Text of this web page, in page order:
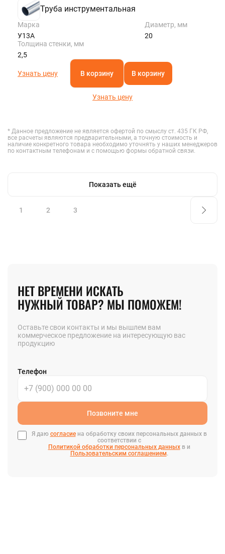
Труба инструментальная
Марка
У13А
Диаметр, мм
20
Толщина стенки, мм
2,5
Узнать цену В корзину В корзину
Узнать цену
* Данное предложение не является офертой по смыслу ст. 435 ГК РФ,
все расчеты являются предварительными, а точную стоимость и
наличие конкретного товара необходимо уточнять у наших менеджеров
по контактным телефонам и с помощью формы обратной связи.
Показать ещё
1 2 3
НЕТ ВРЕМЕНИ ИСКАТЬ
НУЖНЫЙ ТОВАР? МЫ ПОМОЖЕМ!
Оставьте свои контакты и мы вышлем вам
коммерческое предложение на интересующую вас
продукцию
Телефон
Позвоните мне
Я даю согласиена обработку своих персональных данных в
соответствии с
Политикой обработки персональных данныхв и
Пользовательским соглашением.